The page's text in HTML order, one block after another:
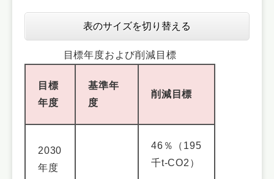
表のサイズを切り替える
目標年度および削減目標
目標
年度
基準年
度
削減目標
2030
年度
46％（195
千t-CO2）